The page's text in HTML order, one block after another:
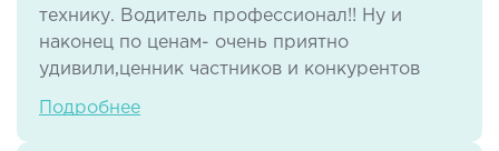
технику. Водитель профессионал!! Ну и
наконец по ценам- очень приятно
удивили,ценник частников и конкурентов
был выше в среднем на 12-15%.
Подробнее